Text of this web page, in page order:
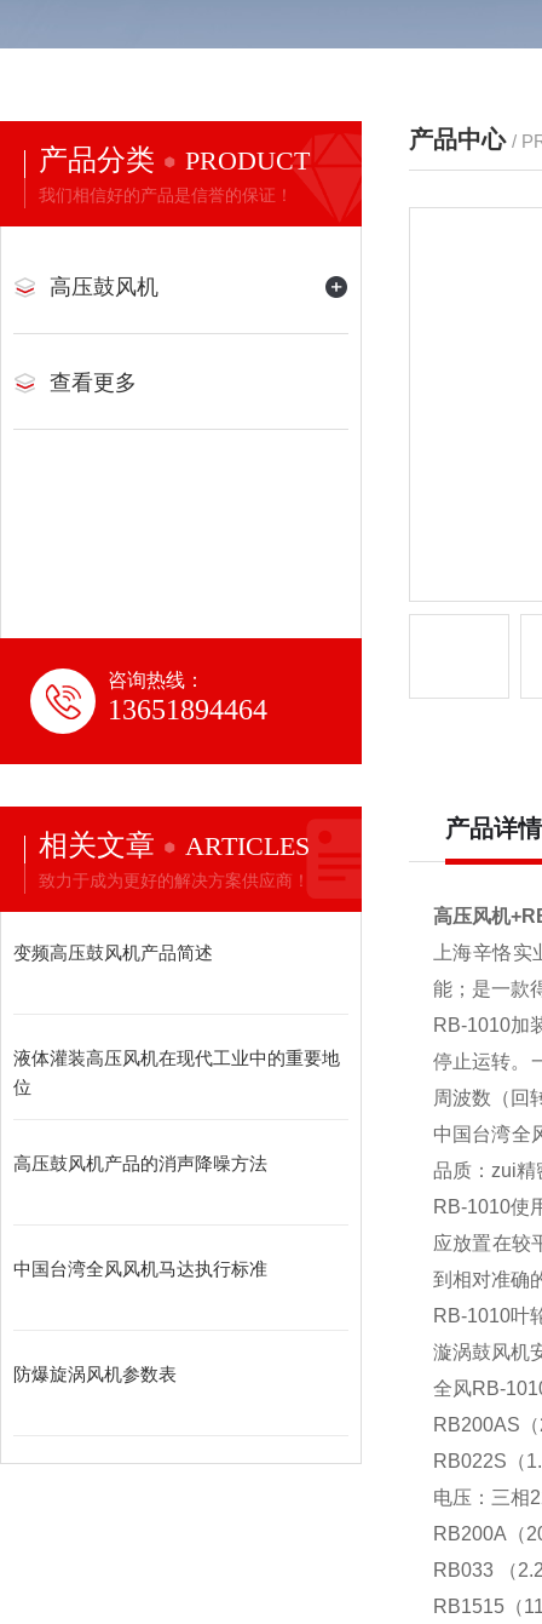
产品分类 PRODUCT
我们相信好的产品是信誉的保证！
高压鼓风机
查看更多
咨询热线：
13651894464
相关文章 ARTICLES
致力于成为更好的解决方案供应商！
变频高压鼓风机产品简述
液体灌装高压风机在现代工业中的重要地
位
高压鼓风机产品的消声降噪方法
中国台湾全风风机马达执行标准
防爆旋涡风机参数表
产品中心 /
产品详情
高压风机
上海辛恪
能；是一款
RB-1010加
停止运转。
周波数（回
中国台湾全
品质：zui精
RB-1010使
应放置在较
到相对准确
RB-1010叶
漩涡鼓风机
全风RB-
RB200AS
RB022S（
电压：三相
RB200A（
RB033 （
RB1515（